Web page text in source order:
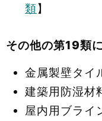
類】
その他の第19類
金属製壁タイ
建築用防湿材
屋内用ブライ